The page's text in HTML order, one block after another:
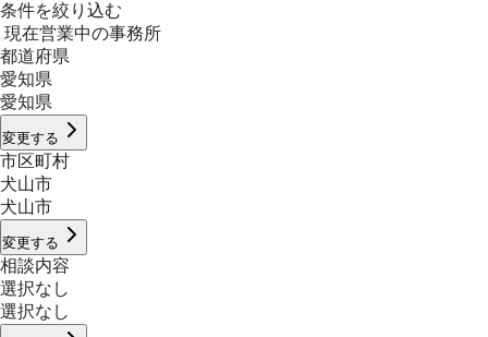
条件を絞り込む
現在営業中の事務所
都道府県
愛知県
愛知県
変更する
市区町村
犬山市
犬山市
変更する
相談内容
選択なし
選択なし